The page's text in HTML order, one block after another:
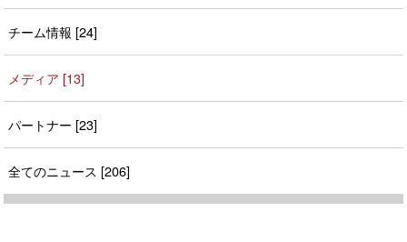
チーム情報 [24]
メディア [13]
パートナー [23]
全てのニュース [206]